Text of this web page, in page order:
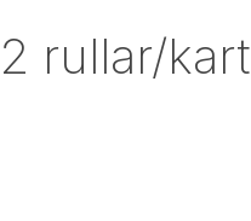
rullar/kart